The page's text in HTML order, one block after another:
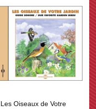
Les Oiseaux de Votre